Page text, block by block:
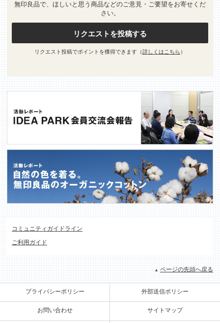
無印良品で、ほしいと思う商品などのご意見・ご要望をお寄せくだ
さい。
リクエストを投稿する
リクエスト投稿でポイントを獲得できます（詳しくはこちら ）
コミュニティガイドライン
ご利用ガイド
ページの先頭へ戻る
プライバシーポリシー 外部送信ポリシー
お問い合わせ サイトマップ